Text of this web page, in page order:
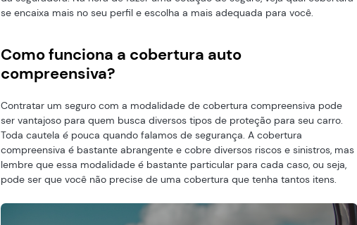
se encaixa mais no seu perfil e escolha a mais adequada para você.
Como funciona a cobertura auto
compreensiva?
Contratar um seguro com a modalidade de cobertura compreensiva pode
ser vantajoso para quem busca diversos tipos de proteção para seu carro.
Toda cautela é pouca quando falamos de segurança. A cobertura
compreensiva é bastante abrangente e cobre diversos riscos e sinistros, mas
lembre que essa modalidade é bastante particular para cada caso, ou seja,
pode ser que você não precise de uma cobertura que tenha tantos itens.